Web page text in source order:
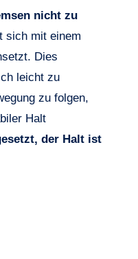
nicht zu
sich mit einem
Dies
leicht zu
zu folgen,
Halt
der Halt ist